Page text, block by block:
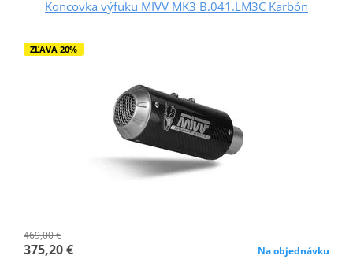
Koncovka výfuku MIVV MK3 B.041.LM3C Karbón
ZĽAVA 20%
469,00 €
375,20 € Na objednávku